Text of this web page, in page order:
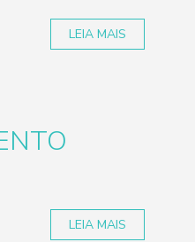
LEIA MAIS
LEIA MAIS